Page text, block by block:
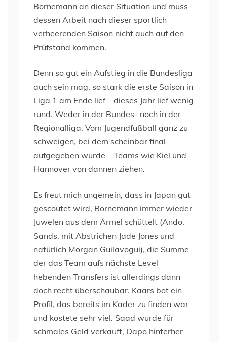
Bornemann an dieser Situation und muss
dessen Arbeit nach dieser sportlich
verheerenden Saison nicht auch auf den
Prüfstand kommen.
Denn so gut ein Aufstieg in die Bundesliga
auch sein mag, so stark die erste Saison in
Liga 1 am Ende lief – dieses Jahr lief wenig
rund. Weder in der Bundes- noch in der
Regionalliga. Vom Jugendfußball ganz zu
schweigen, bei dem scheinbar final
aufgegeben wurde – Teams wie Kiel und
Hannover von dannen ziehen.
Es freut mich ungemein, dass in Japan gut
gescoutet wird, Bornemann immer wieder
Juwelen aus dem Ärmel schüttelt (Ando,
Sands, mit Abstrichen Jade Jones und
natürlich Morgan Guilavogui), die Summe
der das Team aufs nächste Level
hebenden Transfers ist allerdings dann
doch recht überschaubar. Kaars bot ein
Profil, das bereits im Kader zu finden war
und kostete sehr viel. Saad wurde für
schmales Geld verkauft, Dapo hinterher